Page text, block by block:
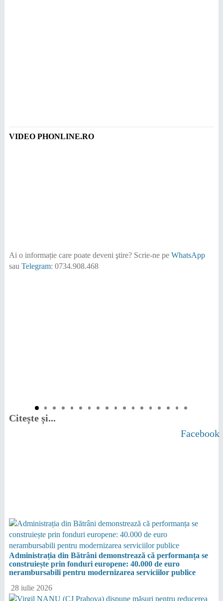
VIDEO PHONLINE.RO
Ai o informație care poate deveni ştire? Scrie-ne pe WhatsApp
sau Telegram: 0734.908.468
Facebook
Citește și...
Administrația din Bătrâni demonstrează că performanța se
construiește prin fonduri europene: 40.000 de euro
nerambursabili pentru modernizarea serviciilor publice
28 iulie 2026